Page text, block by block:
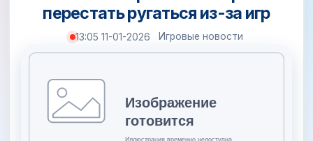
перестать ругаться из-за игр
13:05 11-01-2026 Игровые новости